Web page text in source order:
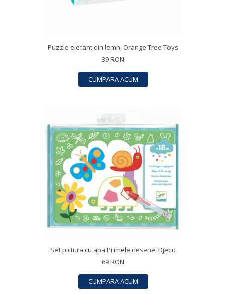
Puzzle elefant din lemn, Orange Tree Toys
39 RON
CUMPARA ACUM
Set pictura cu apa Primele desene, Djeco
69 RON
CUMPARA ACUM